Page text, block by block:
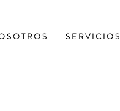
S O T R O S S E R V I C I O S